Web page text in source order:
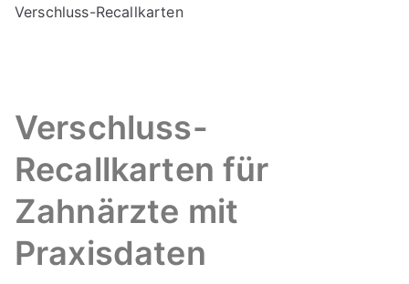
Verschluss-Recallkarten
Verschluss-
Recallkarten für
Zahnärzte mit
Praxisdaten